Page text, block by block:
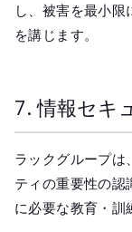
し、被害を最小
を講じます。
7. 情報セキ
ラックグループは
ティの重要性の認
に必要な教育・訓